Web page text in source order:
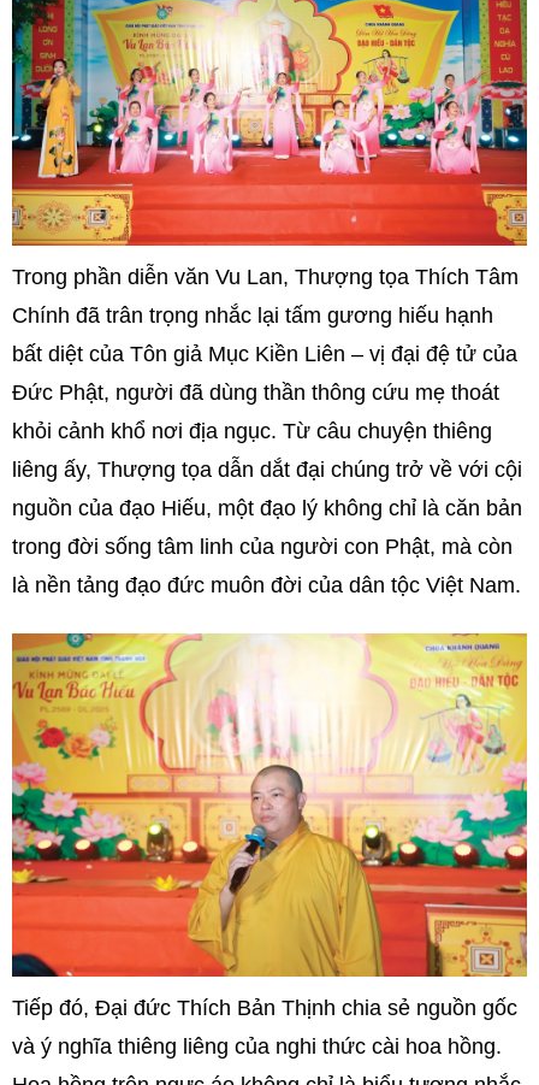
Trong phần diễn văn Vu Lan, Thượng tọa Thích Tâm
Chính đã trân trọng nhắc lại tấm gương hiếu hạnh
bất diệt của Tôn giả Mục Kiền Liên – vị đại đệ tử của
Đức Phật, người đã dùng thần thông cứu mẹ thoát
khỏi cảnh khổ nơi địa ngục. Từ câu chuyện thiêng
liêng ấy, Thượng tọa dẫn dắt đại chúng trở về với cội
nguồn của đạo Hiếu, một đạo lý không chỉ là căn bản
trong đời sống tâm linh của người con Phật, mà còn
là nền tảng đạo đức muôn đời của dân tộc Việt Nam.
Tiếp đó, Đại đức Thích Bản Thịnh chia sẻ nguồn gốc
và ý nghĩa thiêng liêng của nghi thức cài hoa hồng.